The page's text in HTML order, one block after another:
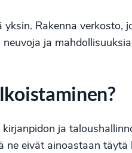
Rakenna verkosto,
ja mahdollisuuksia
ja
ne eivät ainoastaan täytä